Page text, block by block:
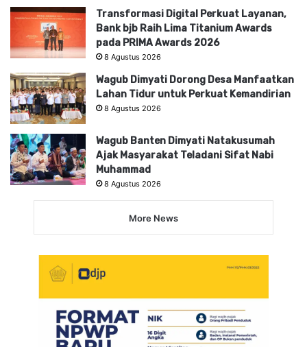
Transformasi Digital Perkuat Layanan,
Bank bjb Raih Lima Titanium Awards
pada PRIMA Awards 2026
8 Agustus 2026
Wagub Dimyati Dorong Desa Manfaatkan
Lahan Tidur untuk Perkuat Kemandirian
8 Agustus 2026
Wagub Banten Dimyati Natakusumah
Ajak Masyarakat Teladani Sifat Nabi
Muhammad
8 Agustus 2026
More News